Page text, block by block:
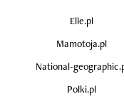
Elle.pl
Mamotoja.pl
National-
Polki.pl